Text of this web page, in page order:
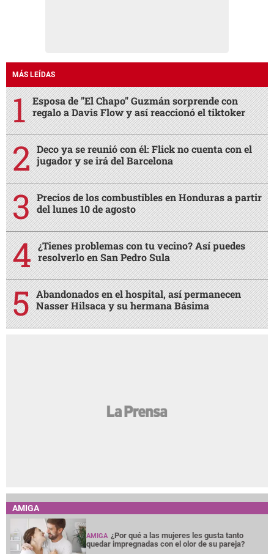
MÁS LEÍDAS
Esposa de "El Chapo" Guzmán sorprende con
regalo a Davis Flow y así reaccionó el tiktoker
Deco ya se reunió con él: Flick no cuenta con el
jugador y se irá del Barcelona
Precios de los combustibles en Honduras a partir
del lunes 10 de agosto
¿Tienes problemas con tu vecino? Así puedes
resolverlo en San Pedro Sula
Abandonados en el hospital, así permanecen
Nasser Hilsaca y su hermana Básima
AMIGA
AMIGA ¿Por qué a las mujeres les gusta tanto
quedar impregnadas con el olor de su pareja?